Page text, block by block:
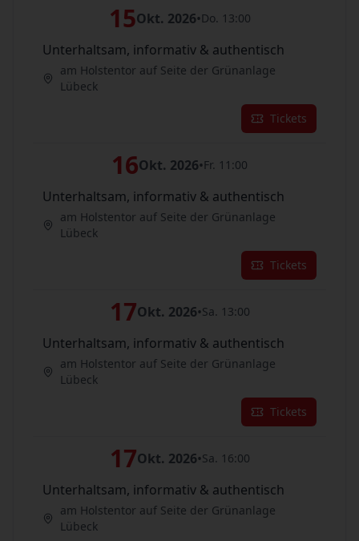
15Okt. 2026•Do. 13:00
Unterhaltsam, informativ & authentisch
am Holstentor auf Seite der Grünanlage
Lübeck
Tickets
16Okt. 2026•Fr. 11:00
Unterhaltsam, informativ & authentisch
am Holstentor auf Seite der Grünanlage
Lübeck
Tickets
17Okt. 2026•Sa. 13:00
Unterhaltsam, informativ & authentisch
am Holstentor auf Seite der Grünanlage
Lübeck
Tickets
17Okt. 2026•Sa. 16:00
Unterhaltsam, informativ & authentisch
am Holstentor auf Seite der Grünanlage
Lübeck